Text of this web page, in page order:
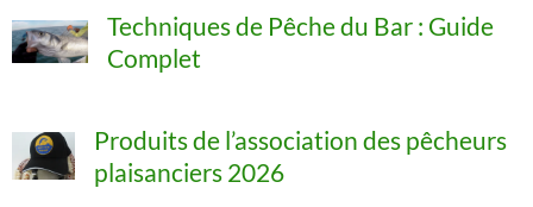
Techniques de Pêche du Bar : Guide
Complet
Produits de l’association des pêcheurs
plaisanciers 2026